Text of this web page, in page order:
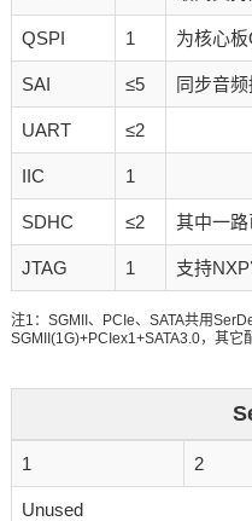
QSPI 1 为核心
SAI ≤5 同步音频
UART ≤2
IIC 1
SDHC ≤2 其中一
JTAG 1 支持
注1：SGMII、PCIe、SATA共用
SGMII(1G)+PCIex1+SATA3.0，其它
1 2
Unused